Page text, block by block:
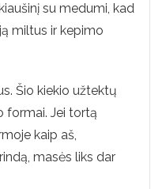
su medumi, kad
miltus ir kepimo
Šio kiekio užtektų
formai. Jei tortą
kaip aš,
masės liks dar